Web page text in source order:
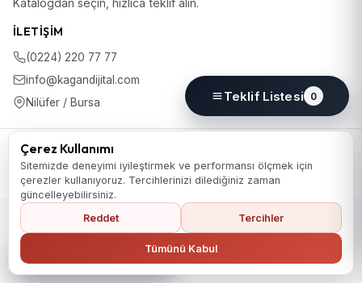
İLETIŞIM
(0224) 220 77 77
info@kagandijital.com
Nilüfer / Bursa
© 2026 KD Promosyon. Tüm hakları saklıdır.
KoleksiyonHakkımızdaİletişimKVKK Aydınlatma Metni
Gizlilik PolitikasıÇerez PolitikasıÇerez Tercihleri
Ana Sayfaya Dön
Teklif Listesi 0
Çerez Kullanımı
Sitemizde deneyimi iyileştirmek ve performansı ölçmek için
çerezler kullanıyoruz. Tercihlerinizi dilediğiniz zaman
güncelleyebilirsiniz.
Reddet
Tercihler
Tümünü Kabul